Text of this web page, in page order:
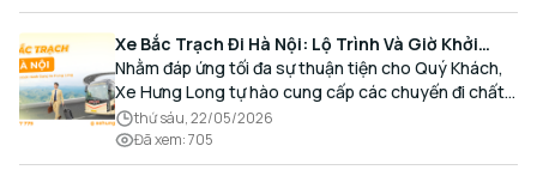
Xe Bắc Trạch Đi Hà Nội: Lộ Trình Và Giờ Khởi
Hành Cùng Xe Hưng Long
Nhằm đáp ứng tối đa sự thuận tiện cho Quý Khách,
Xe Hưng Long tự hào cung cấp các chuyến đi chất
lượng cao, an toàn với lịch trình linh hoạt mỗi ngày.
thứ sáu, 22/05/2026
Đã xem:705